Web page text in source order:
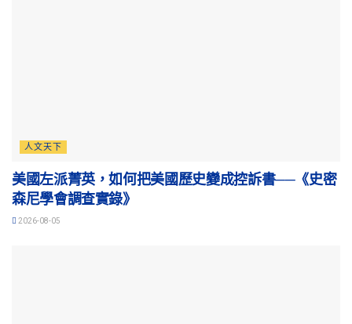
人文天下
美國左派菁英，如何把美國歷史變成控訴書──《史密
森尼學會調查實錄》
2026-08-05